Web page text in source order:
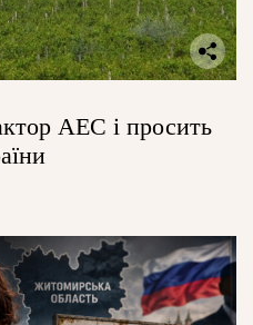
АЕС і просить